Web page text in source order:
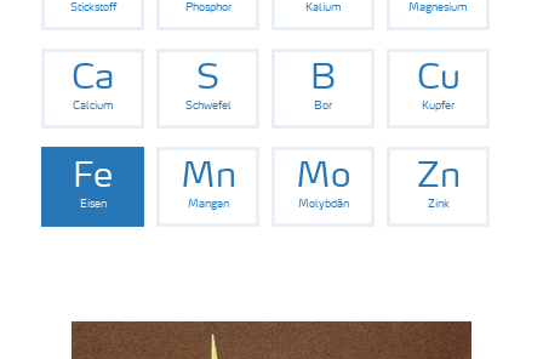
Düngeranwendung
Zeit zu wechseln
Medien
Stickstoff Phosphor Kalium Magnesium
Ca
Calcium
S
Schwefel
B
Bor
Cu
Kupfer
Fe
Eisen
Mn
Mangan
Mo
Molybdän
Zn
Zink